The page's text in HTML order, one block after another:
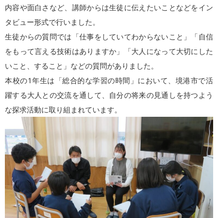
内容や面白さなど、講師からは生徒に伝えたいことなどをイン
タビュー形式で行いました。
生徒からの質問では「仕事をしていてわからないこと」「自信
をもって言える技術はありますか」「大人になって大切にした
いこと、すること」などの質問がありました。
本校の1年生は「総合的な学習の時間」において、境港市で活
躍する大人との交流を通して、自分の将来の見通しを持つよう
な探求活動に取り組まれています。